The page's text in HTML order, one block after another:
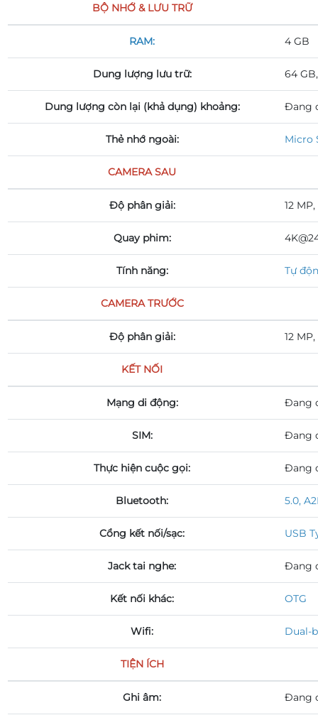
BỘ NHỚ & LƯU TRỮ
RAM: 4 GB
Dung lượng lưu trữ: 64
Dung lượng còn lại (khả dụng) khoảng: Đang
Thẻ nhớ ngoài: Micro
CAMERA SAU
Độ phân giải: 12
Quay phim:
Tính năng: Tự
CAMERA TRƯỚC
Độ phân giải: 12
KẾT NỐI
Mạng di động: Đang
SIM: Đang
Thực hiện cuộc gọi: Đang
Bluetooth: 5.0,
Cổng kết nối/sạc: USB
Jack tai nghe: Đang
Kết nối khác: OTG
Wifi: Dual-
TIỆN ÍCH
Ghi âm: Đang